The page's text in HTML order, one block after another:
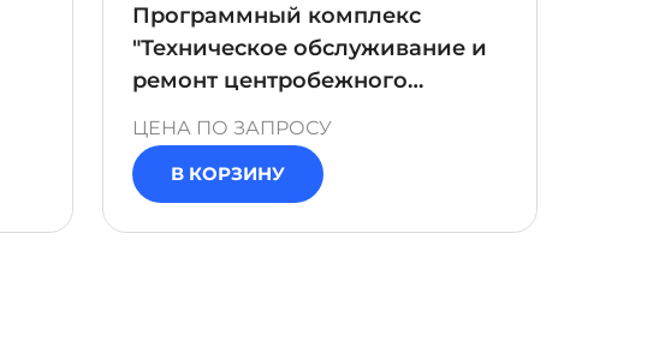
Программный комплекс
"Техническое обслуживание и
ремонт центробежного
насоса"
ЦЕНА ПО ЗАПРОСУ
В КОРЗИНУ